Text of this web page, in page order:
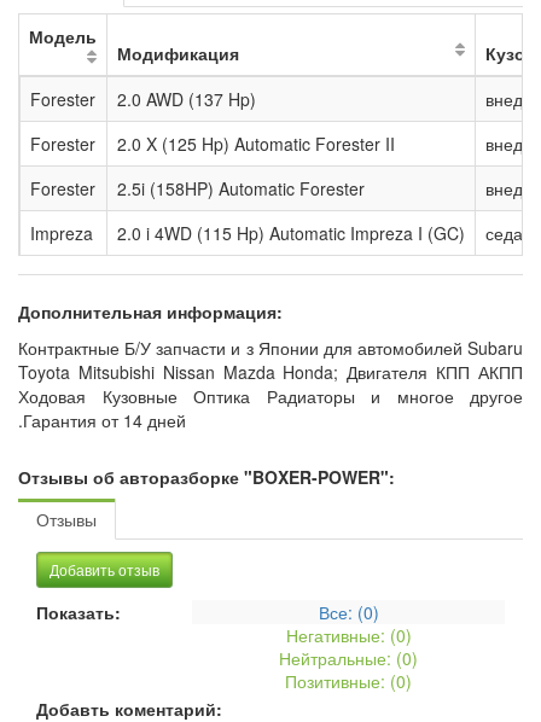
Модель
Модификация
Кузов
Forester
2.0 AWD (137 Hp)
Forester
2.0 X (125 Hp) Automatic Forester II
Forester
2.5i (158HP) Automatic Forester
Impreza
2.0 i 4WD (115 Hp) Automatic Impreza I (GC) седан
Дополнительная информация:
Контрактные Б/У запчасти и з Японии для автомобилей Subaru
Toyota Mitsubishi Nissan Mazda Honda; Двигателя КПП АКПП
Ходовая Кузовные Оптика Радиаторы и многое другое
.Гарантия от 14 дней
Отзывы об авторазборке "BOXER-POWER":
Отзывы
Добавить отзыв
Показать: Все: (0)
Негативные: (0)
Нейтральные: (0)
Позитивные: (0)
Добавть коментарий: